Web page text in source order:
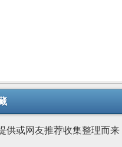
供或网友推荐收集整理而